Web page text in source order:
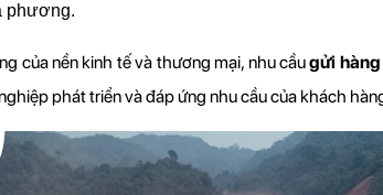
phương.
của nền kinh tế và thương mại, nhu cầu gửi hàng
phát triển và đáp ứng nhu cầu của khách